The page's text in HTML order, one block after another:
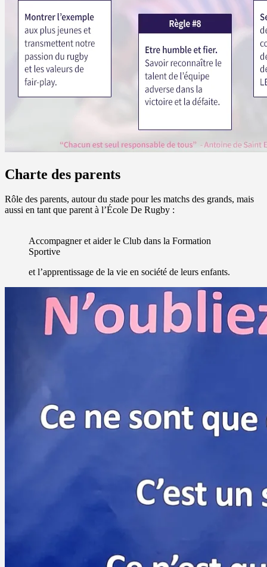
Charte des parents
Rôle des parents, autour du stade pour les matchs des grands, mais
aussi en tant que parent à l’École De Rugby :
Accompagner et aider le Club dans la Formation
Sportive
et l’apprentissage de la vie en société de leurs enfants.